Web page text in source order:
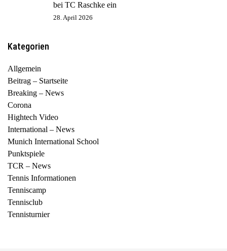
bei TC Raschke ein
28. April 2026
Kategorien
Allgemein
Beitrag – Startseite
Breaking – News
Corona
Hightech Video
International – News
Munich International School
Punktspiele
TCR – News
Tennis Informationen
Tenniscamp
Tennisclub
Tennisturnier